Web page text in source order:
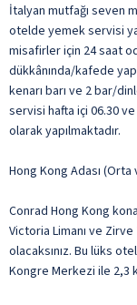
İtalyan mutfağı seven
otelde yemek servisi
misafirler için 24 saat
dükkânında/kafede
kenarı barı ve 2 bar/
servisi hafta içi 06.30
olarak yapılmaktadır.
Hong Kong Adası
Conrad Hong Kong
Victoria Limanı ve
olacaksınız. Bu lüks
Kongre Merkezi ile 2,3